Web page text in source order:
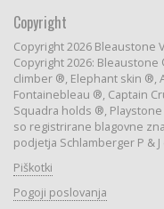
Copyright
Copyright 2026 Bleaustone
Copyright 2026:
climber ®, Elephant skin ®,
Fontainebleau ®, Captain
Squadra holds ®,
so registrirane blagovne
podjetja Schlamberger P & J
Piškotki
Pogoji poslovanja